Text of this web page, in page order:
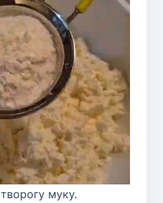
муку.